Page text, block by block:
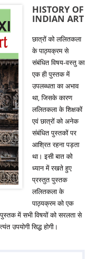
HISTORY OF
INDIAN ART
छात्रों को ललितकला
के पाठ्यक्रम से
संबंधित विषय-वस्तु का
एक ही पुस्तक में
उपलब्धता का अभाव
था, जिसके कारण
ललितकला के शिक्षकों
एवं छात्रों को अनेक
संबंधित पुस्तकों पर
आश्रित रहना पड़ता
था। इसी बात को
ध्यान में रखते हुए
प्रस्तुत पुस्तक
ललितकला के
पाठ्यक्रम को एक
में सभी विषयों को सरलता से
उपयोगी सिद्ध होगी।